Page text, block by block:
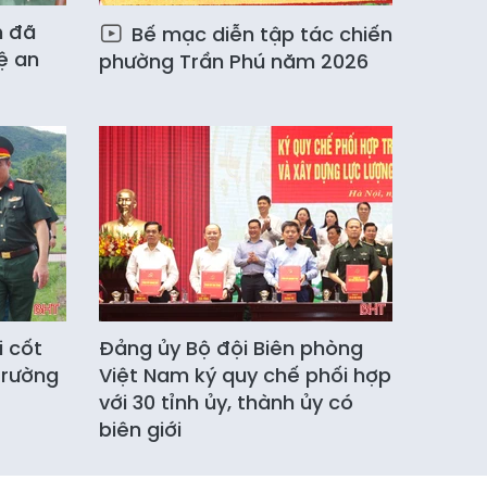
đã
an
Bế mạc diễn tập tác chiến
phường Trần Phú năm 2026
cốt
Đảng ủy Bộ đội Biên phòng
Việt Nam ký quy chế phối hợp
với 30 tỉnh ủy, thành ủy có
biên giới